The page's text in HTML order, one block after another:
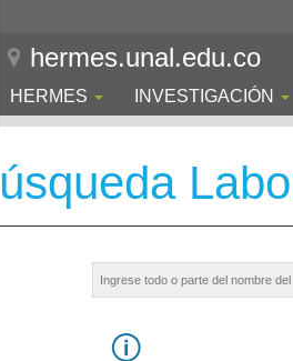
hermes.unal.edu.co
HERMES INVESTIGACIÓN